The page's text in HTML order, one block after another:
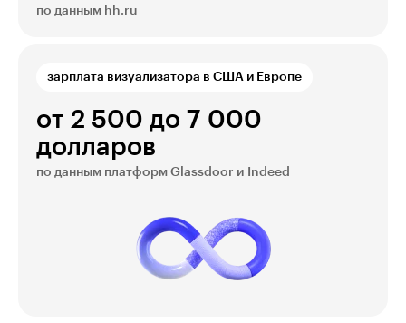
по данным hh.ru
от 2 500 до 7 000
долларов
зарплата визуализатора в США и Европе
по данным платформ Glassdoor и Indeed